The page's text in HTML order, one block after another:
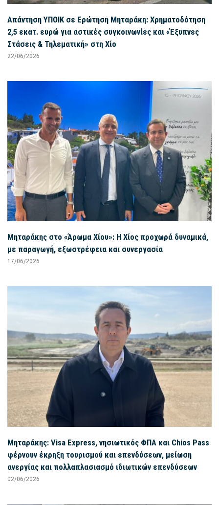
Απάντηση ΥΠΟΙΚ σε Ερώτηση Μηταράκη: Χρηματοδότηση
2,5 εκατ. ευρώ για αστικές συγκοινωνίες και «Έξυπνες
Στάσεις & Τηλεματική» στη Χίο
22/06/2026
Μηταράκης στο «Άρωμα Χίου»: Η Χίος προχωρά δυναμικά,
με παραγωγή, εξωστρέφεια και συνεργασία
17/06/2026
Μηταράκης: Visa Express, νησιωτικός ΦΠΑ και Chios Pass
φέρνουν έκρηξη τουρισμού και επενδύσεων, μείωση
ανεργίας και πολλαπλασιασμό ιδιωτικών επενδύσεων
02/06/2026